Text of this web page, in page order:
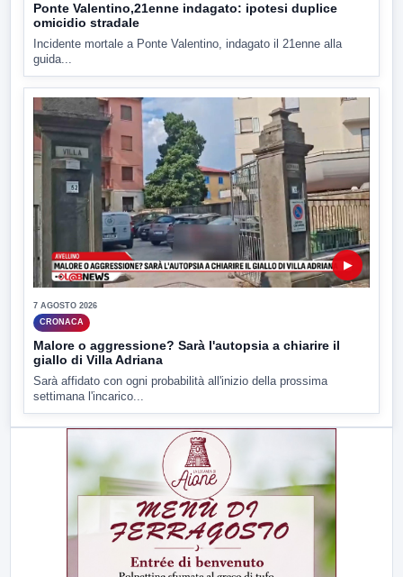
Ponte Valentino,21enne indagato: ipotesi duplice
omicidio stradale
Incidente mortale a Ponte Valentino, indagato il 21enne alla
guida...
▶
7 AGOSTO 2026
CRONACA
Malore o aggressione? Sarà l'autopsia a chiarire il
giallo di Villa Adriana
Sarà affidato con ogni probabilità all'inizio della prossima
settimana l'incarico...